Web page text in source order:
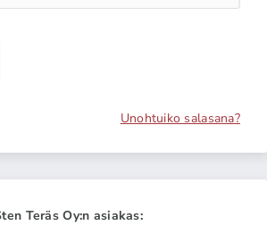
Unohtuiko salasana?
Teräs Oy:n asiakas: